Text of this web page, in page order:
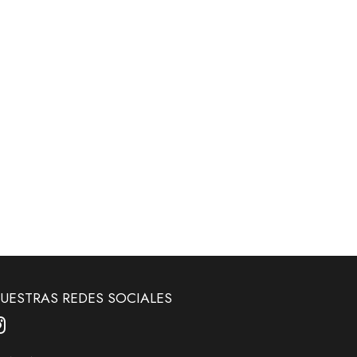
REDES SOCIALES